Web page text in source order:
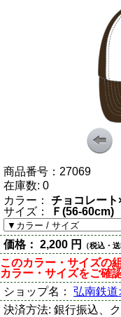
商品番号： 27069
在庫数: 0
カラー：
チョコレート
サイズ：
Ｆ(56-60cm)
価格： 2,200 円 （税込・送
このカラー・サイズの
カラー・サイズをご確
ショップ名： 弘南鉄道
決済方法: 銀行振込、